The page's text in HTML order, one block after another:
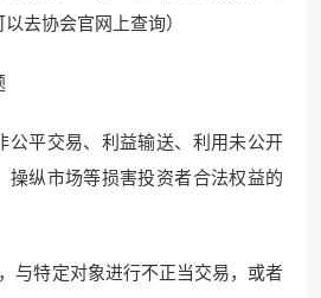
去协会官网上查询）
公平交易、利益输送、利用未公开
操纵市场等损害投资者合法权益的
与特定对象进行不正当交易，或者